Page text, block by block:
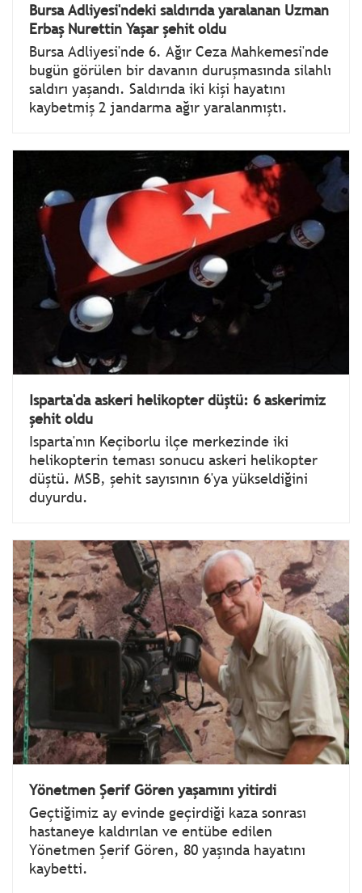
Bursa Adliyesi'ndeki saldırıda yaralanan Uzman
Erbaş Nurettin Yaşar şehit oldu
Bursa Adliyesi'nde 6. Ağır Ceza Mahkemesi'nde
bugün görülen bir davanın duruşmasında silahlı
saldırı yaşandı. Saldırıda iki kişi hayatını
kaybetmiş 2 jandarma ağır yaralanmıştı.
Isparta'da askeri helikopter düştü: 6 askerimiz
şehit oldu
Isparta'nın Keçiborlu ilçe merkezinde iki
helikopterin teması sonucu askeri helikopter
düştü. MSB, şehit sayısının 6'ya yükseldiğini
duyurdu.
Yönetmen Şerif Gören yaşamını yitirdi
Geçtiğimiz ay evinde geçirdiği kaza sonrası
hastaneye kaldırılan ve entübe edilen
Yönetmen Şerif Gören, 80 yaşında hayatını
kaybetti.